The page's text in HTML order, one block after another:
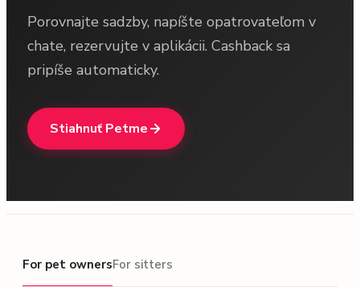
Porovnajte sadzby, napíšte opatrovateľom v
chate, rezervujte v aplikácii. Cashback sa
pripíše automaticky.
Stiahnuť Petme
For pet owners
For pet ownersFor sitters